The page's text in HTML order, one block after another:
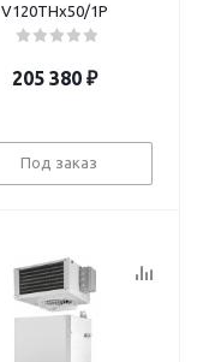
V120THx50/1P
205 380 ₽
Под заказ